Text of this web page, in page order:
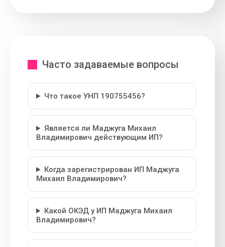
Часто задаваемые вопросы
Что такое УНП 190755456?
Является ли Маджуга Михаил
Владимирович действующим ИП?
Когда зарегистрирован ИП Маджуга
Михаил Владимирович?
Какой ОКЭД у ИП Маджуга Михаил
Владимирович?